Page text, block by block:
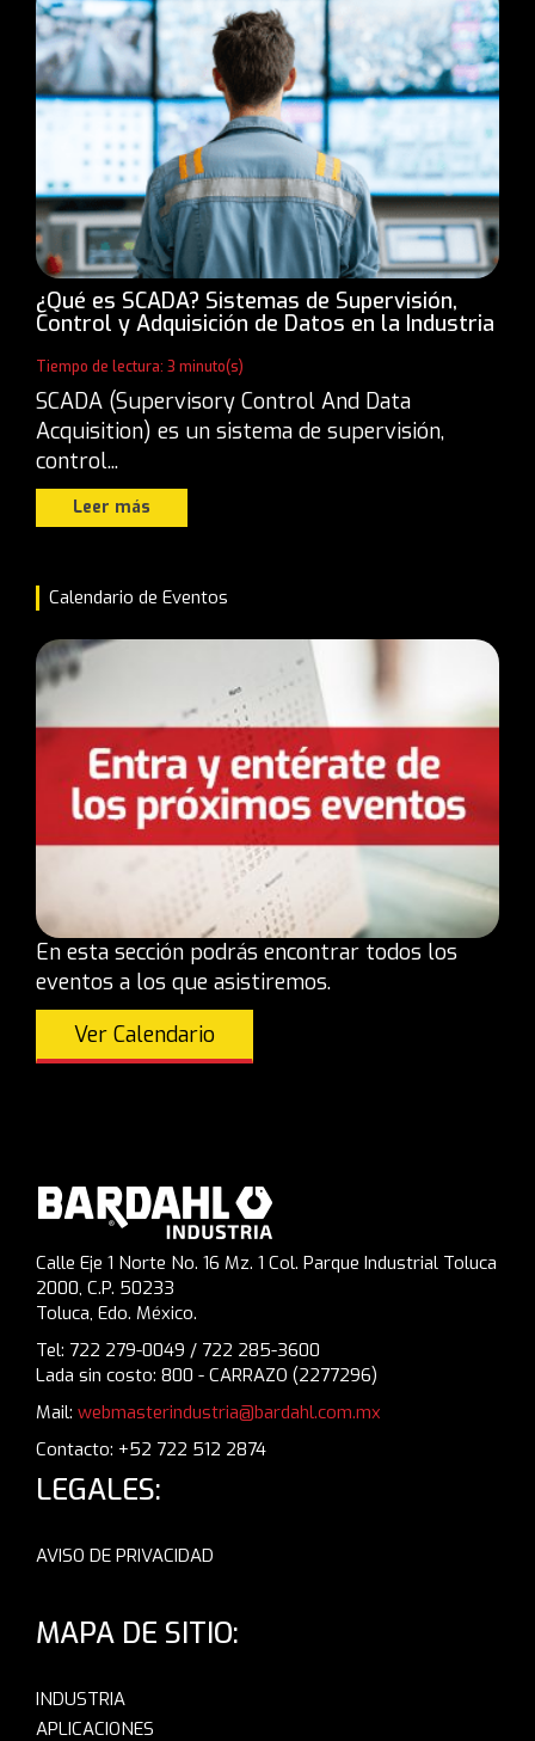
¿Qué es SCADA? Sistemas de Supervisión,
Control y Adquisición de Datos en la Industria
Tiempo de lectura: 3 minuto(s)
SCADA (Supervisory Control And Data
Acquisition) es un sistema de supervisión,
control...
Leer más
Calendario de Eventos
En esta sección podrás encontrar todos los
eventos a los que asistiremos.
Ver Calendario
Calle Eje 1 Norte No. 16 Mz. 1 Col. Parque Industrial Toluca
2000, C.P. 50233
Toluca, Edo. México.
Tel: 722 279-0049 / 722 285-3600
Lada sin costo: 800 - CARRAZO (2277296)
Mail: webmasterindustria@bardahl.com.mx
Contacto: +52 722 512 2874
LEGALES:
AVISO DE PRIVACIDAD
MAPA DE SITIO:
INDUSTRIA
APLICACIONES